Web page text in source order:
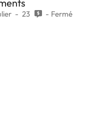
23 Fermé